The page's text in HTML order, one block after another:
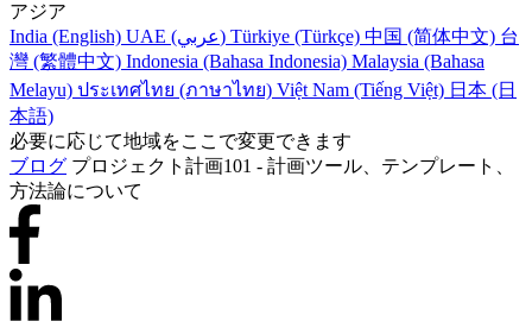
アジア
India (English)
UAE (عربي) Türkiye (Türkçe) 中国 (简体中文) 台
灣 (繁體中文) Indonesia (Bahasa Indonesia) Malaysia (Bahasa
Melayu) ประเทศไทย (ภาษาไทย) Việt Nam (Tiếng Việt) 日本 (日
本語)
必要に応じて地域をここで変更できます
ブログ プロジェクト計画101 - 計画ツール、テンプレート、
方法論について